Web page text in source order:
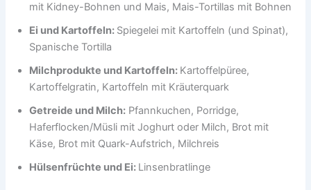
mit Kidney-Bohnen und Mais, Mais-Tortillas mit Bohnen
Ei und Kartoffeln: Spiegelei mit Kartoffeln (und Spinat),
Spanische Tortilla
Milchprodukte und Kartoffeln: Kartoffelpüree,
Kartoffelgratin, Kartoffeln mit Kräuterquark
Getreide und Milch: Pfannkuchen, Porridge,
Haferflocken/Müsli mit Joghurt oder Milch, Brot mit
Käse, Brot mit Quark-Aufstrich, Milchreis
Hülsenfrüchte und Ei: Linsenbratlinge